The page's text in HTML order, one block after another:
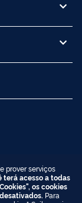
prover serviços
terá acesso a todas
os cookies
Para